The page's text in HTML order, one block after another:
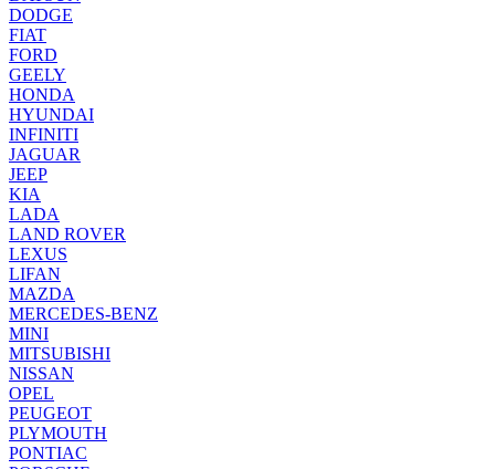
DODGE
FIAT
FORD
GEELY
HONDA
HYUNDAI
INFINITI
JAGUAR
JEEP
KIA
LADA
LAND ROVER
LEXUS
LIFAN
MAZDA
MERCEDES-BENZ
MINI
MITSUBISHI
NISSAN
OPEL
PEUGEOT
PLYMOUTH
PONTIAC